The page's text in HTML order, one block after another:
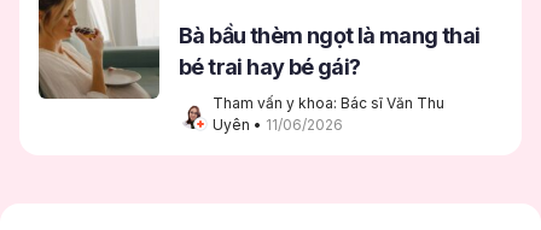
Bà bầu thèm ngọt là mang thai
bé trai hay bé gái?
Tham vấn y khoa: Bác sĩ Văn Thu
Uyên • 11/06/2026